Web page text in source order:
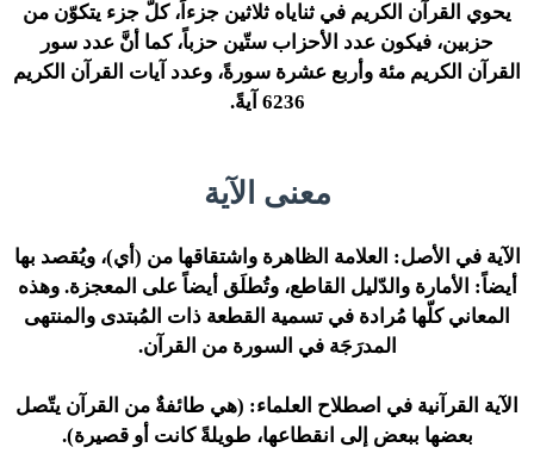
يحوي القرآن الكريم في ثناياه ثلاثين جزءاً، كلّ جزء يتكوّن من
حزبين، فيكون عدد الأحزاب ستّين حزباً، كما أنَّ عدد سور
القرآن الكريم مئة وأربع عشرة سورةً، وعدد آيات القرآن الكريم
6236 آيةً.
معنى الآية
الآية في الأصل: العلامة الظاهرة واشتقاقها من (أي)، ويُقصد بها
أيضاً: الأمارة والدّليل القاطع، وتُطلَق أيضاً على المعجزة. وهذه
المعاني كلّها مُرادة في تسمية القطعة ذات المُبتدى والمنتهى
المدرَجَة في السورة من القرآن.
الآية القرآنية في اصطلاح العلماء: (هي طائفةٌ من القرآن يتّصل
بعضها ببعض إلى انقطاعها، طويلةً كانت أو قصيرة).